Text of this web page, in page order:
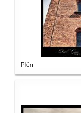
Plön